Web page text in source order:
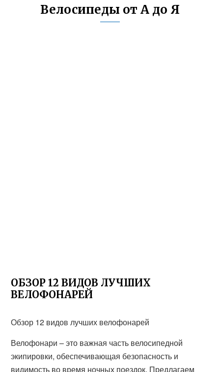
Велосипеды от А до Я
ОБЗОР 12 ВИДОВ ЛУЧШИХ
ВЕЛОФОНАРЕЙ
Обзор 12 видов лучших велофонарей
Велофонари – это важная часть велосипедной
экипировки, обеспечивающая безопасность и
видимость во время ночных поездок. Предлагаем